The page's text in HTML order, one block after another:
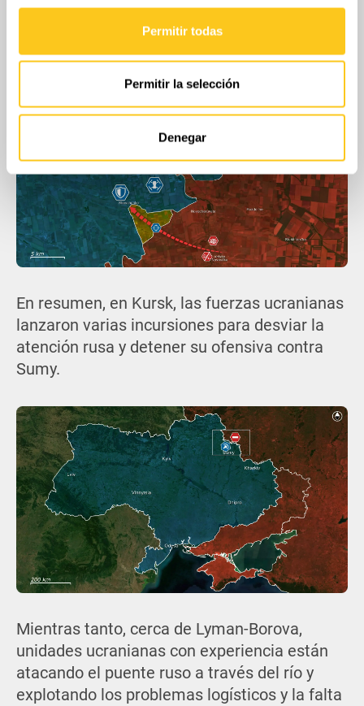
Las cookies de este sitio web se usan para personalizar
el contenido y los anuncios, ofrecer funciones de redes
información sobre el uso que haga del sitio web con
nuestros partners de redes sociales, publicidad y análisis
web, quienes pueden combinarla con otra información
que les haya proporcionado o que hayan recopilado a
Permitir todas
Permitir la selección
Denegar
rápida y coordinada, reduciendo el riesgo de
En resumen, en Kursk, las fuerzas ucranianas
lanzaron varias incursiones para desviar la
atención rusa y detener su ofensiva contra
Sumy.
Mientras tanto, cerca de Lyman-Borova,
unidades ucranianas con experiencia están
atacando el puente ruso a través del río y
explotando los problemas logísticos y la falta